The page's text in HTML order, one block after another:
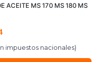
ACEITE MS 170 MS 180 MS
impuestos nacionales)